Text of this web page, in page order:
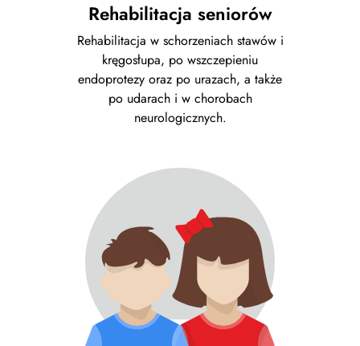
Rehabilitacja seniorów
Rehabilitacja w schorzeniach stawów i
kręgosłupa, po wszczepieniu
endoprotezy oraz po urazach, a także
po udarach i w chorobach
neurologicznych.